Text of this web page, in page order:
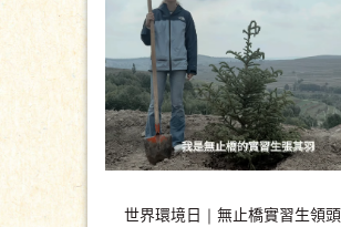
世界環境日｜無止橋實習生領